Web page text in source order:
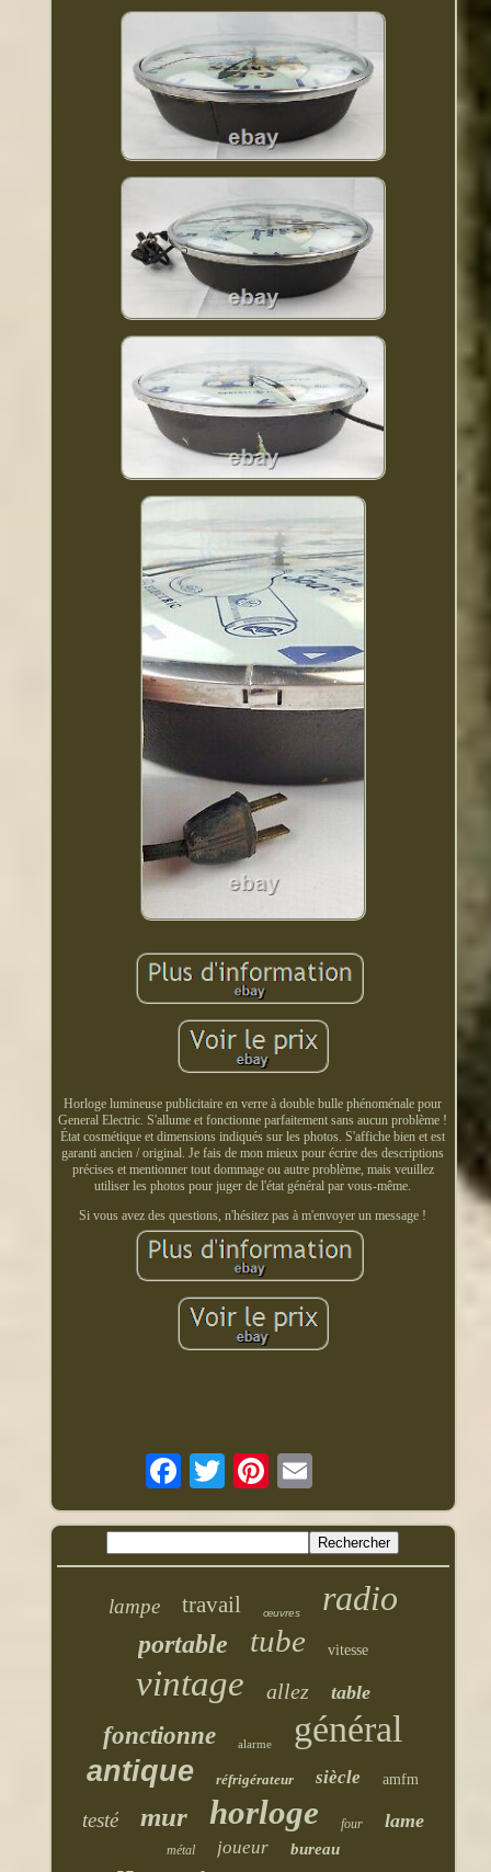
Horloge lumineuse publicitaire en verre à double bulle phénoménale pour
General Electric. S'allume et fonctionne parfaitement sans aucun problème !
État cosmétique et dimensions indiqués sur les photos. S'affiche bien et est
garanti ancien / original. Je fais de mon mieux pour écrire des descriptions
précises et mentionner tout dommage ou autre problème, mais veuillez
utiliser les photos pour juger de l'état général par vous-même.
Si vous avez des questions, n'hésitez pas à m'envoyer un message !
lampe travail œuvres radio
portable tube vitesse
vintage allez table
fonctionne alarme général
antique réfrigérateur siècle amfm
testé mur horloge four lame
métal joueur bureau